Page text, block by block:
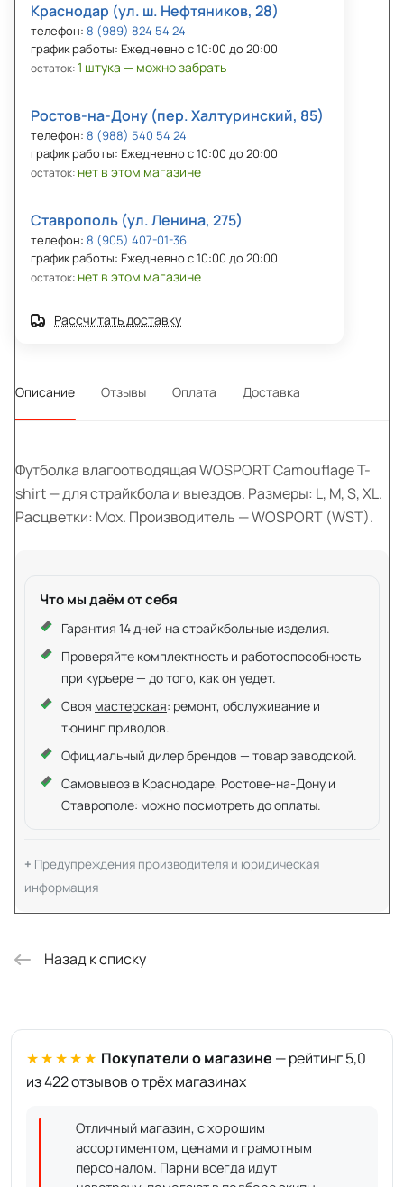
Краснодар (ул. ш. Нефтяников, 28)
телефон: 8 (989) 824 54 24
график работы: Ежедневно с 10:00 до 20:00
остаток:1 штука — можно забрать
Ростов-на-Дону (пер. Халтуринский, 85)
телефон: 8 (988) 540 54 24
график работы: Ежедневно с 10:00 до 20:00
остаток: нет в этом магазине
Ставрополь (ул. Ленина, 275)
телефон: 8 (905) 407-01-36
график работы: Ежедневно с 10:00 до 20:00
остаток: нет в этом магазине
Рассчитать доставку
Описание Отзывы Оплата Доставка
Футболка влагоотводящая WOSPORT Camouflage T-
shirt — для страйкбола и выездов. Размеры: L, M, S, XL.
Расцветки: Мох. Производитель — WOSPORT (WST).
Что мы даём от себя
Гарантия 14 дней на страйкбольные изделия.
Проверяйте комплектность и работоспособность
при курьере — до того, как он уедет.
Своя мастерская: ремонт, обслуживание и
тюнинг приводов.
Официальный дилер брендов — товар заводской.
Самовывоз в Краснодаре, Ростове-на-Дону и
Ставрополе: можно посмотреть до оплаты.
Предупреждения производителя и юридическая
информация
Назад к списку
★★★★★ Покупатели о магазине — рейтинг 5,0
из 422 отзывов о трёх магазинах
Отличный магазин, с хорошим
ассортиментом, ценами и грамотным
персоналом. Парни всегда идут